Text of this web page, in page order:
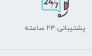
پشتیبانی ۲۴ ساعته